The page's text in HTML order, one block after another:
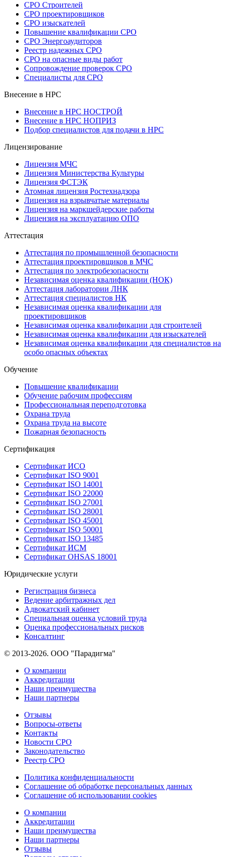
СРО Строителей
СРО проектировщиков
СРО изыскателей
Повышение квалификации СРО
СРО Энергоаудиторов
Реестр надежных СРО
СРО на опасные виды работ
Сопровождение проверок СРО
Специалисты для СРО
Внесение в НРС
Внесение в НРС НОСТРОЙ
Внесение в НРС НОПРИЗ
Подбор специалистов для подачи в НРС
Лицензирование
Лицензия МЧС
Лицензия Министерства Культуры
Лицензия ФСТЭК
Атомная лицензия Ростехнадзора
Лицензия на взрывчатые материалы
Лицензия на маркшейдерские работы
Лицензия на эксплуатацию ОПО
Аттестация
Аттестация по промышленной безопасности
Аттестация проектировщиков в МЧС
Аттестация по электробезопасности
Независимая оценка квалификации (НОК)
Аттестация лаборатории ЛНК
Аттестация специалистов НК
Независимая оценка квалификации для
проектировщиков
Независимая оценка квалификации для строителей
Независимая оценка квалификации для изыскателей
Независимая оценка квалификации для специалистов на
особо опасных объектах
Обучение
Повышение квалификации
Обучение рабочим профессиям
Профессиональная переподготовка
Охрана труда
Охрана труда на высоте
Пожарная безопасность
Сертификация
Сертификат ИСО
Сертификат ISO 9001
Сертификат ISO 14001
Сертификат ISO 22000
Сертификат ISO 27001
Сертификат ISO 28001
Сертификат ISO 45001
Сертификат ISO 50001
Сертификат ISO 13485
Сертификат ИСМ
Сертификат OHSAS 18001
Юридические услуги
Регистрация бизнеса
Ведение арбитражных дел
Адвокатский кабинет
Специальная оценка условий труда
Оценка профессиональных рисков
Консалтинг
© 2013-2026. ООО "Парадигма"
О компании
Аккредитации
Наши преимущества
Наши партнеры
Отзывы
Вопросы-ответы
Контакты
Новости СРО
Законодательство
Реестр СРО
Политика конфиденциальности
Соглашение об обработке персональных данных
Соглашение об использовании cookies
О компании
Аккредитации
Наши преимущества
Наши партнеры
Отзывы